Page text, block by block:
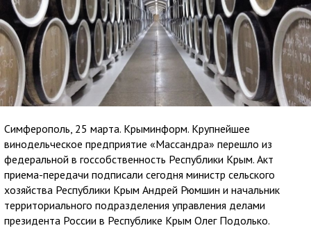
Симферополь, 25 марта. Крыминформ. Крупнейшее
винодельческое предприятие «Массандра» перешло из
федеральной в госсобственность Республики Крым. Акт
приема-передачи подписали сегодня министр сельского
хозяйства Республики Крым Андрей Рюмшин и начальник
территориального подразделения управления делами
президента России в Республике Крым Олег Подолько.